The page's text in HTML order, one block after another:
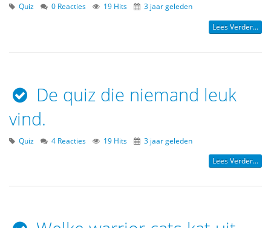
Quiz 0 Reacties 19 Hits 3 jaar geleden
Lees Verder...
De quiz die niemand leuk
vind.
Quiz 4 Reacties 19 Hits 3 jaar geleden
Lees Verder...